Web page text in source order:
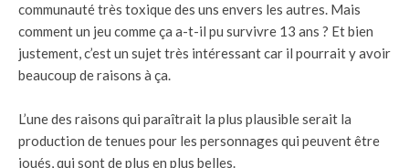
communauté très toxique des uns envers les autres. Mais
comment un jeu comme ça a-t-il pu survivre 13 ans ? Et bien
justement, c’est un sujet très intéressant car il pourrait y avoir
beaucoup de raisons à ça.
L’une des raisons qui paraîtrait la plus plausible serait la
production de tenues pour les personnages qui peuvent être
joués, qui sont de plus en plus belles.